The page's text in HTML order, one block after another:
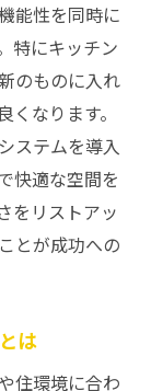
ム費用を
リフォー
かした賢
流れを徹
助金の使
能性を同時に
特にキッチン
のものに入れ
なります。
ステムを導入
快適な空間を
をリストアッ
とが成功への
は
住環境に合わ